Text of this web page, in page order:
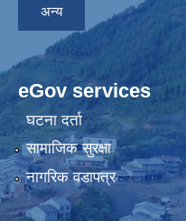
अन्य
eGov services
घटना दर्ता
सामाजिक सुरक्षा
नागरिक वडापत्र